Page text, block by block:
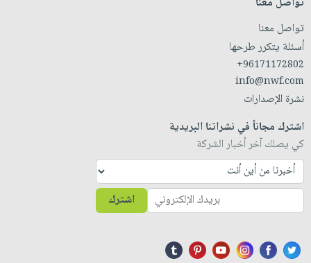
تواصل معنا
أسئلة يتكرر طرحها
+96171172802
info@nwf.com
نشرة الإصدارات
اشترك مجاناً في نشراتنا البريدية
كي يصلك آخر أخبار الشركة
اشترك